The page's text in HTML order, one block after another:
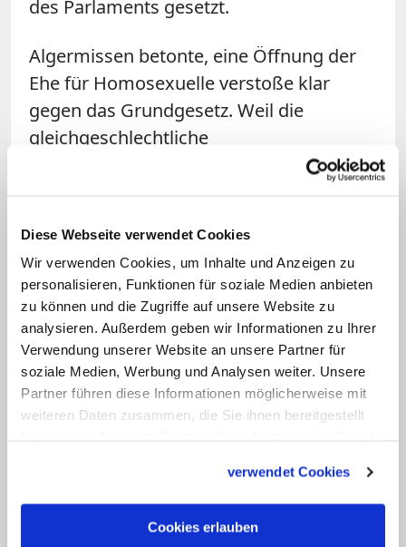
Diese Webseite verwendet Cookies
Wir verwenden Cookies, um Inhalte und Anzeigen zu
personalisieren, Funktionen für soziale Medien anbieten
zu können und die Zugriffe auf unsere Website zu
analysieren. Außerdem geben wir Informationen zu Ihrer
Verwendung unserer Website an unsere Partner für
soziale Medien, Werbung und Analysen weiter. Unsere
Partner führen diese Informationen möglicherweise mit
weiteren Daten zusammen, die Sie ihnen bereitgestellt
verwendet Cookies
Cookies erlauben
des Parlaments gesetzt.
Algermissen betonte, eine Öffnung der
Ehe für Homosexuelle verstoße klar
gegen das Grundgesetz. Weil die
gleichgeschlechtliche
Lebenspartnerschaft aus sich heraus
von Ehe herbeigeführt. Algermissen hofft
jetzt auf eine Verfassungsklage gegen
das Gesetz.
Linktipp: Konservative Glaubensfreude
Es ist das wohl größte bundesweite Treffen von
konservativen katholischen Gruppen. Seit 14 Jahren
organisiert das "Forum deutscher Katholiken"
Fulda die Diskussionen, wie in einer als
Aufbrüche für Kirche und Glaube entstehen
könnten. (Artikel vom Juli 2014)